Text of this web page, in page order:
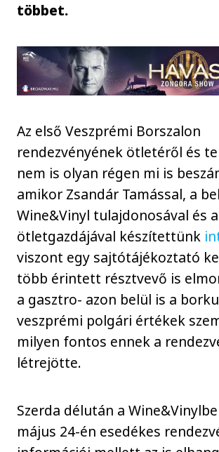
többet.
Az első Veszprémi Borszalon
rendezvényének ötletéről és
nem is olyan régen mi is
amikor Zsandár Tamással, a
Wine&Vinyl tulajdonosával és
ötletgazdájával készítettünk
viszont egy sajtótájékoztató
több érintett résztvevő is
a gasztro- azon belül is a
veszprémi polgári értékek
milyen fontos ennek a
létrejötte.
Szerda délután a
május 24-én esedékes